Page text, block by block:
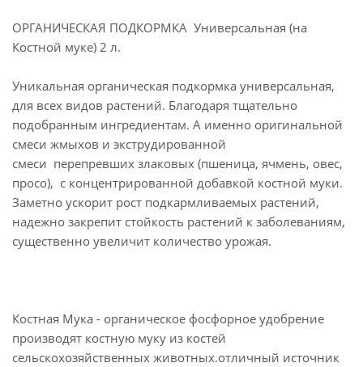
ОРГАНИЧЕСКАЯ ПОДКОРМКА Универсальная (на
Костной муке) 2 л.
Уникальная органическая подкормка универсальная,
для всех видов растений. Благодаря тщательно
подобранным ингредиентам. А именно оригинальной
смеси жмыхов и экструдированной
смеси перепревших злаковых (пшеница, ячмень, овес,
просо), с концентрированной добавкой костной муки.
Заметно ускорит рост подкармливаемых растений,
надежно закрепит стойкость растений к заболеваниям,
существенно увеличит количество урожая.
Костная Мука - органическое фосфорное удобрение
производят костную муку из костей
сельскохозяйственных животных.отличный источник